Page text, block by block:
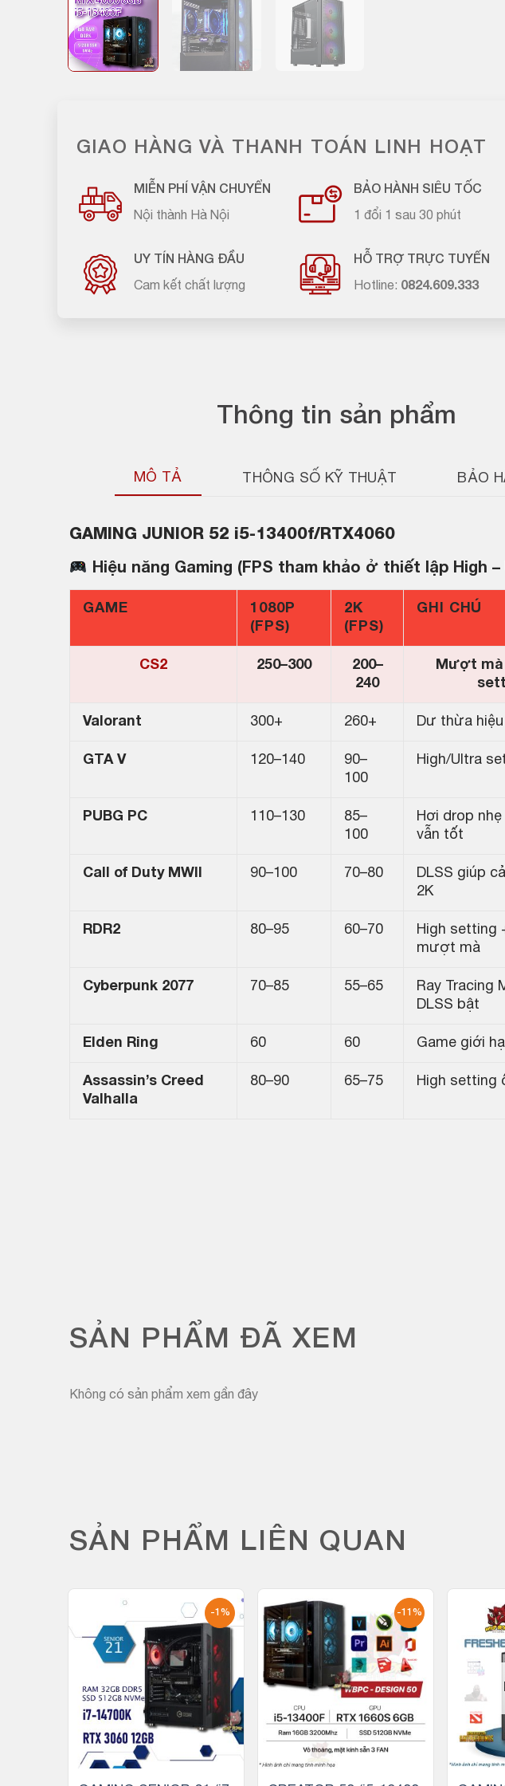
GIAO HÀNG VÀ THANH TOÁN LINH HOẠT
MIỄN PHÍ VẬN CHUYỂN
Nội thành Hà Nội
BẢO HÀNH SIÊU TỐC
1 đổi 1 sau 30 phút
UY TÍN HÀNG ĐẦU
Cam kết chất lượng
HỖ TRỢ TRỰC TUYẾN
Hotline: 0824.609.333
Thông tin sản phẩm
MÔ TẢ THÔNG SỐ KỸ THUẬT BẢO
GAMING JUNIOR 52 i5-13400f/RTX4060
Hiệu năng Gaming (FPS tham khảo ở thiết lập High –
GAME
1080P
(FPS)
2K
(FPS)
GHI CHÚ
CS2 250–300
200–
240
Mượt
Valorant 300+ 260+ Dư thừa
GTA V 120–140
90–
100
High/Ultra
PUBG PC 110–130
85–
100
Hơi drop
vẫn tốt
Call of Duty MWII 90–100 70–80
DLSS giúp
2K
RDR2 80–95 60–70
High setting
mượt mà
Cyberpunk 2077 70–85 55–65
Ray Tracing
DLSS bật
Elden Ring 60 60 Game giới
Assassin’s Creed
Valhalla
80–90 65–75 High setting
SẢN PHẨM ĐÃ XEM
Không có sản phẩm xem gần đây
SẢN PHẨM LIÊN QUAN
-1% -11%